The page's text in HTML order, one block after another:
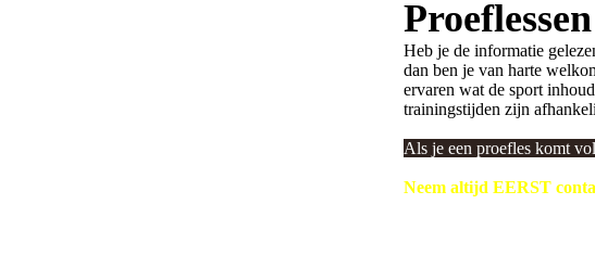
Proeflessen
Heb je de informatie
dan ben je van harte
ervaren wat de sport
trainingstijden zijn
Als je een proefles komt
Neem altijd EERST
Je kunt telefonisch